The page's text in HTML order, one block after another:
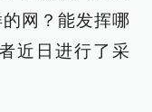
网？能发挥哪
近日进行了采